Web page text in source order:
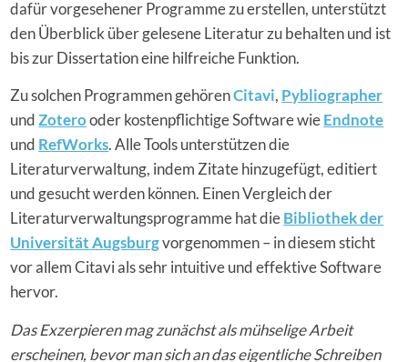
dafür vorgesehener Programme zu erstellen, unterstützt
den Überblick über gelesene Literatur zu behalten und ist
bis zur Dissertation eine hilfreiche Funktion.
Zu solchen Programmen gehörenCitavi, Pybliographer
undZoterooder kostenpflichtige Software wieEndnote
und RefWorks. Alle Tools unterstützen die
Literaturverwaltung, indem Zitate hinzugefügt, editiert
und gesucht werden können. Einen Vergleich der
Literaturverwaltungsprogramme hat dieBibliothek der
Universität Augsburgvorgenommen – in diesem sticht
vor allem Citavi als sehr intuitive und effektive Software
hervor.
Das Exzerpieren mag zunächst als mühselige Arbeit
erscheinen, bevor man sich an das eigentliche Schreiben